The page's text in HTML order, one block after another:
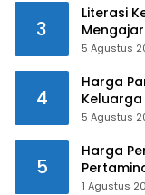
3
Literasi
5 Agustus
4
Harga
5 Agustus
5
Harga
1 Agustus